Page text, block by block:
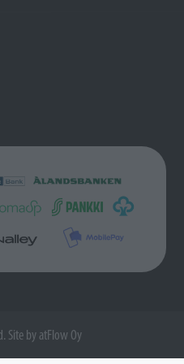
Site byatFlow Oy